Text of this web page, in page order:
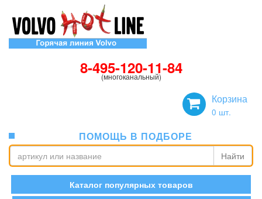
8-495-120-11-84
(многоканальный)
Корзина
0 шт.
ПОМОЩЬ В ПОДБОРЕ
Найти
Каталог популярных товаров